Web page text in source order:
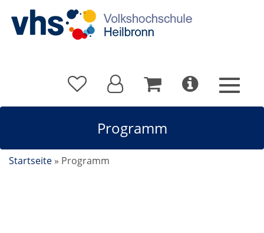
Programm
Startseite » Programm